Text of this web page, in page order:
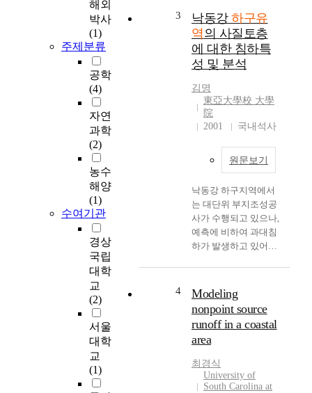
해외
박사
(1)
주제분류
공학
(4)
자연
과학
(2)
농수
해양
(1)
수여기관
경상
국립
대학
교
(2)
서울
대학
교
(1)
3 낙동강 하구유
역의 사질토층
에 대한 침하특
성 및 분석
김명
東亞大學校 大學
院
2001
국내석사
원문보기
낙동강 하구지역에서
는 대단위 부지조성공
사가 수행되고 있으나,
예측에 비하여 과대침
하가 발생하고 있어서
서는 점성토 뿐만 아니
라 사질토의 지층두께
가 두터워서 사질토에
대한 침하량을 정확히
예측하는 것도 몹시 중
요하다. 본 논문에서는
지층내에 광범위하게
분포하고 있으며, 점토
4
Modeling
nonpoint source
runoff in a coastal
area
최경식
University of
South Carolina at